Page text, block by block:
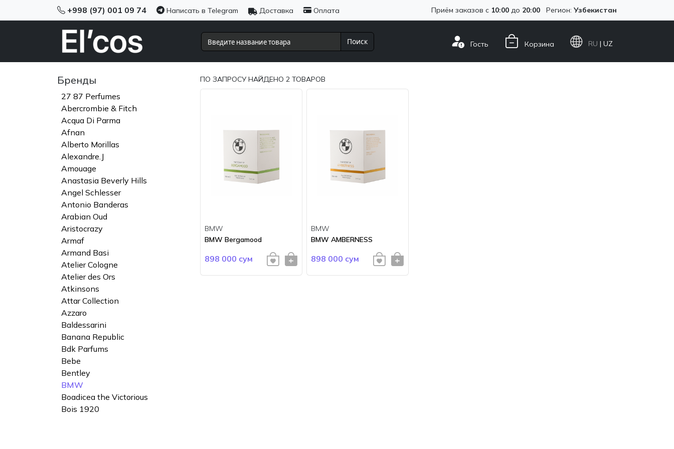
+998 (97) 001 09 74 Написать в Telegram Доставка Оплата Приём заказов с 10:00 до 20:00 Регион: Узбекистан
Поиск Гость Корзина RU | UZ
Бренды
27 87 Perfumes
Abercrombie & Fitch
Acqua Di Parma
Afnan
Alberto Morillas
Alexandre.J
Amouage
Anastasia Beverly Hills
Angel Schlesser
Antonio Banderas
Arabian Oud
Aristocrazy
Armaf
Armand Basi
Atelier Cologne
Atelier des Ors
Atkinsons
Attar Collection
Azzaro
Baldessarini
Banana Republic
Bdk Parfums
Bebe
Bentley
BMW
Boadicea the Victorious
Bois 1920
ПО ЗАПРОСУ НАЙДЕНО 2 ТОВАРОВ
BMW
BMW Bergamood
898 000 сум
BMW
BMW AMBERNESS
898 000 сум